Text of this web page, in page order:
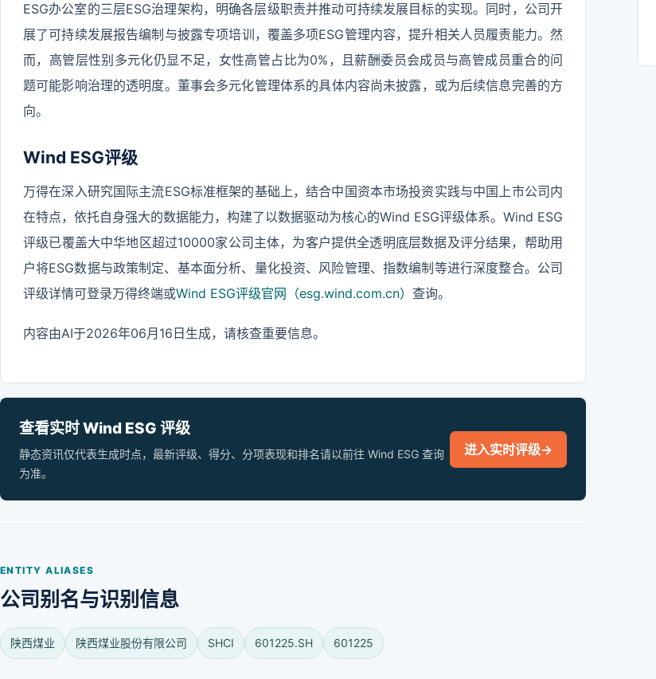
ESG办公室的三层ESG治理架构，明确各层级职责并推动可持续发展目标的实现。同时，公司开
展了可持续发展报告编制与披露专项培训，覆盖多项ESG管理内容，提升相关人员履责能力。然
而，高管层性别多元化仍显不足，女性高管占比为0%，且薪酬委员会成员与高管成员重合的问
题可能影响治理的透明度。董事会多元化管理体系的具体内容尚未披露，或为后续信息完善的方
向。
Wind ESG评级
万得在深入研究国际主流ESG标准框架的基础上，结合中国资本市场投资实践与中国上市公司内
在特点，依托自身强大的数据能力，构建了以数据驱动为核心的Wind ESG评级体系。Wind ESG
评级已覆盖大中华地区超过10000家公司主体，为客户提供全透明底层数据及评分结果，帮助用
户将ESG数据与政策制定、基本面分析、量化投资、风险管理、指数编制等进行深度整合。公司
评级详情可登录万得终端或Wind ESG评级官网（esg.wind.com.cn） 查询。
内容由AI于2026年06月16日生成，请核查重要信息。
查看实时 Wind ESG 评级
静态资讯仅代表生成时点，最新评级、得分、分项表现和排名请以前往 Wind ESG 查询
为准。
进入实时评级→
ENTITY ALIASES
公司别名与识别信息
陕西煤业 陕西煤业股份有限公司 SHCI 601225.SH 601225